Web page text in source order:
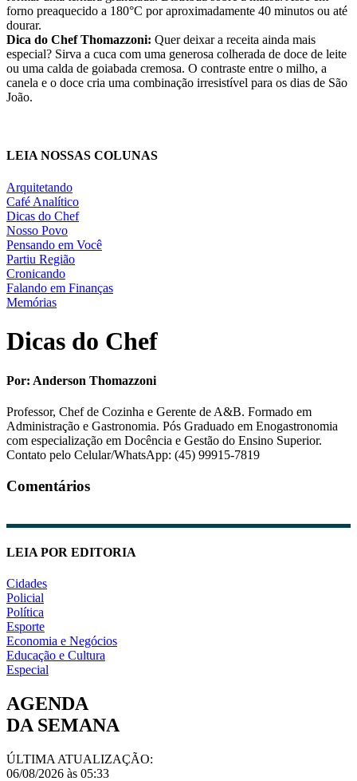
forno preaquecido a 180°C por aproximadamente 40 minutos ou até
dourar.
Dica do Chef Thomazzoni: Quer deixar a receita ainda mais
especial? Sirva a cuca com uma generosa colherada de doce de leite
ou uma calda de goiabada cremosa. O contraste entre o milho, a
canela e o doce cria uma combinação irresistível para os dias de São
João.
LEIA NOSSAS COLUNAS
Arquitetando
Café Analítico
Dicas do Chef
Nosso Povo
Pensando em Você
Partiu Região
Cronicando
Falando em Finanças
Memórias
Dicas do Chef
Por: Anderson Thomazzoni
Professor, Chef de Cozinha e Gerente de A&B. Formado em
Administração e Gastronomia. Pós Graduado em Enogastronomia
com especialização em Docência e Gestão do Ensino Superior.
Contato pelo Celular/WhatsApp: (45) 99915-7819
Comentários
LEIA POR EDITORIA
Cidades
Policial
Política
Esporte
Economia e Negócios
Educação e Cultura
Especial
AGENDA
DA SEMANA
ÚLTIMA ATUALIZAÇÃO:
06/08/2026 às 05:33